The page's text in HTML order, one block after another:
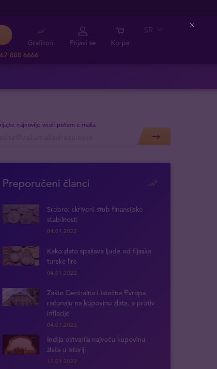
888 6666
Grafikoni Prijavi se Korpa
SR
najnovije vesti putem e-maila
Preporučeni članci
Srebro: skriveni stub finansijske
stabilnosti
04.01.2022
Kako zlato spašava ljude od fijaska
turske lire
04.01.2022
Zašto Centralna i Istočna Evropa
računaju na kupovinu zlata, a protiv
inflacije
04.01.2022
Indija ostvarila najveću kupovinu
zlata u istoriji
12.01.2022
Close